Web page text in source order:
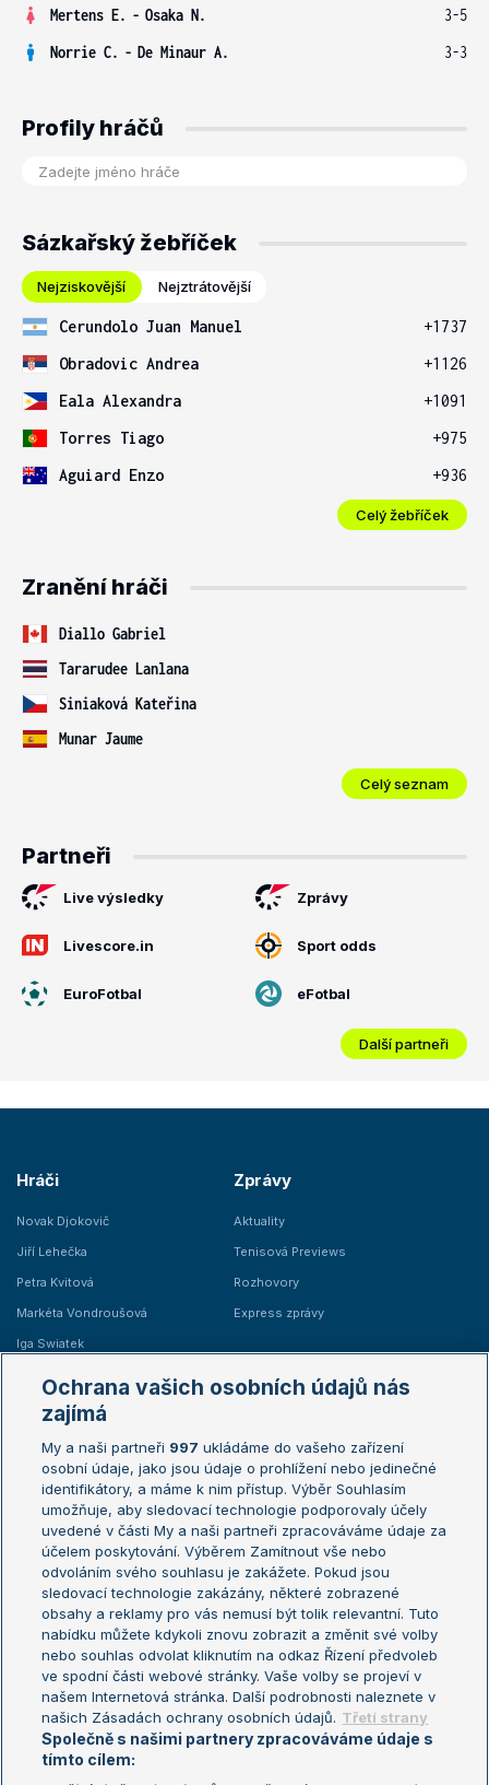
Mertens E. - Osaka N.
3-5
Norrie C. - De Minaur A. 3-3
Profily hráčů
Sázkařský žebříček
Nejziskovější Nejztrátovější
Cerundolo Juan Manuel
+1737
Obradovic Andrea
+1126
Eala Alexandra
+1091
Torres Tiago
+975
Aguiard Enzo
+936
Celý žebříček
Zranění hráči
Diallo Gabriel
Tararudee Lanlana
Siniaková Kateřina
Munar Jaume
Celý seznam
Partneři
Live výsledky Zprávy
Livescore.in Sport odds
EuroFotbal eFotbal
Další partneři
Hráči
Novak Djokovič
Jiří Lehečka
Petra Kvitová
Markéta Vondroušová
Iga Swiatek
Zprávy
Aktuality
Tenisová Previews
Rozhovory
Express zprávy
Žebříčky
Žebříček ATP (muži)
Žebříček WTA (ženy)
Sázkařský žebříček
Australian Open
French Open
Wimbledon
US Open
Turnaj mistrů
Turnaj mistryň
Aktualní trendy
Fotbalové přestupy
Livesport Daily
LS Prague Open
Ochrana vašich osobních údajů nás
zajímá
My a naši partneři 997 ukládáme do vašeho zařízení
osobní údaje, jako jsou údaje o prohlížení nebo jedinečné
identifikátory, a máme k nim přístup. Výběr Souhlasím
umožňuje, aby sledovací technologie podporovaly účely
uvedené v části My a naši partneři zpracováváme údaje za
účelem poskytování. Výběrem Zamítnout vše nebo
odvoláním svého souhlasu je zakážete. Pokud jsou
sledovací technologie zakázány, některé zobrazené
obsahy a reklamy pro vás nemusí být tolik relevantní. Tuto
nabídku můžete kdykoli znovu zobrazit a změnit své volby
nebo souhlas odvolat kliknutím na odkaz Řízení předvoleb
ve spodní části webové stránky. Vaše volby se projeví v
našem Internetová stránka. Další podrobnosti naleznete v
našich Zásadách ochrany osobních údajů. Třetí strany
Společně s našimi partnery zpracováváme údaje s
tímto cílem: